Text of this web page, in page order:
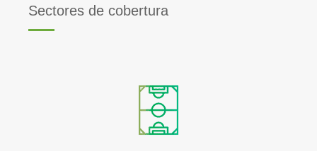
Sectores de cobertura